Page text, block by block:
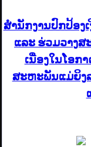
ສຳນັກງານປົກປ້ອງ
ແລະ ຮ່ວມວາງ
ເນື່ອງໃນໂອກ
ສະຫະພັນແມ່ຍິງ